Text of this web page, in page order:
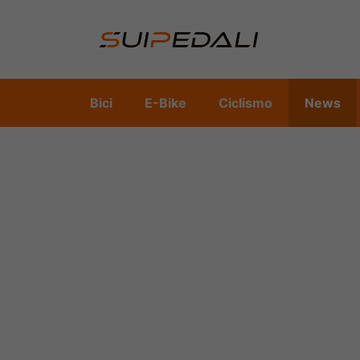
Bici E-Bike Ciclismo News